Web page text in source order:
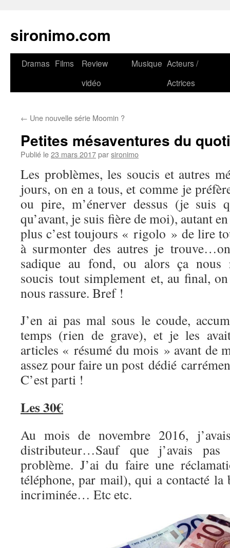
sironimo.com
Aller
Dramas Films
Review
vidéo
Musique Acteurs /
Actrices
← Une nouvelle série Moomin ?
Petites mésaventures du
Publié le23 mars 2017parsironimo
Les problèmes, les soucis et autres
jours, on en a tous, et comme je
ou pire, m’énerver dessus (je suis
qu’avant, je suis fière de moi), autant
plus c’est toujours « rigolo » de lire
à surmonter des autres je
sadique au fond, ou alors ça nous
soucis tout simplement et, au final,
nous rassure. Bref !
J’en ai pas mal sous le coude,
temps (rien de grave), et je les
articles « résumé du mois » avant de
assez pour faire un post dédié
C’est parti !
Les 30€
Au mois de novembre 2016,
distributeur…Sauf que j’avais
problème. J’ai du faire une
téléphone, par mail), qui a contacté
incriminée… Etc etc.